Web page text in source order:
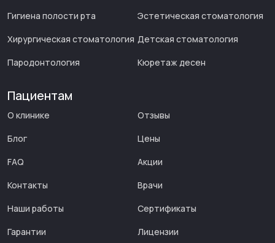
Гигиена полости рта
Эстетическая стоматология
Хирургическая стоматология Детская стоматология
Пародонтология
Кюретаж десен
Пациентам
О клинике
Отзывы
Блог
Цены
FAQ
Акции
Контакты
Врачи
Наши работы
Cертификаты
Гарантии
Лицензии